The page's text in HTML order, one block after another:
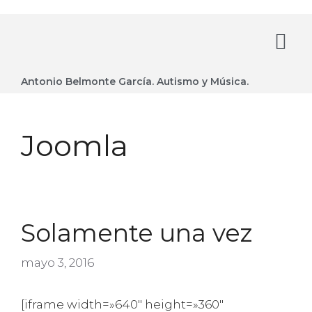
Antonio Belmonte García. Autismo y Música.
Joomla
Solamente una vez
mayo 3, 2016
[iframe width=»640″ height=»360″